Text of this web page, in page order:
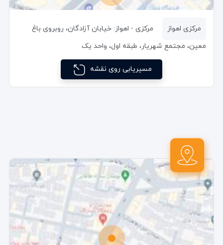
مرکزی اهواز
مرکزی - اهواز: خیابان آزادگان، روبروی باغ
معین، مجتمع شهریار، طبقه اول، واحد یک
مسیریابی روی نقشه